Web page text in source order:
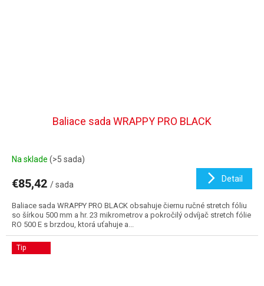
Baliace sada WRAPPY PRO BLACK
Na sklade (>5 sada)
€85,42 / sada
Detail
Baliace sada WRAPPY PRO BLACK obsahuje čiernu ručné stretch fóliu
so šírkou 500 mm a hr. 23 mikrometrov a pokročilý odvíjač stretch fólie
RO 500 E s brzdou, ktorá uťahuje a...
Tip